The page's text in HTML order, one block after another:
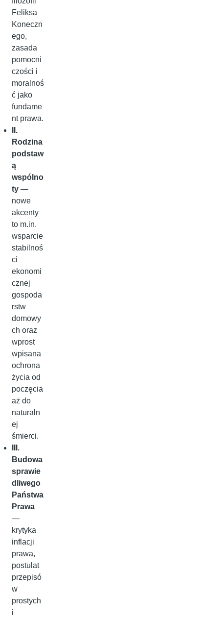
Feliksa
Koneczn
ego,
zasada
pomocni
czości i
moralnoś
ć jako
fundame
nt prawa.
II.
Rodzina
podstaw
ą
wspólno
ty —
nowe
akcenty
to m.in.
wsparcie
stabilnoś
ci
ekonomi
cznej
gospoda
rstw
domowy
ch oraz
wprost
wpisana
ochrona
życia od
poczęcia
aż do
naturaln
ej
śmierci.
III.
Budowa
sprawie
dliwego
Państwa
Prawa
—
krytyka
inflacji
prawa,
postulat
przepisó
w
prostych
i